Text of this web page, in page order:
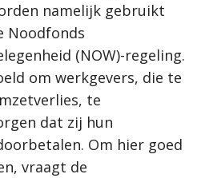
namelijk gebruikt
Noodfonds
(NOW)-regeling.
om werkgevers, die te
te
dat zij hun
Om hier goed
vraagt de